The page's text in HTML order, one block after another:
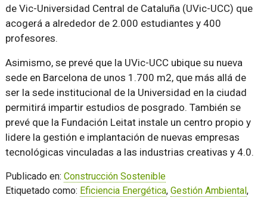
de Vic-Universidad Central de Cataluña (UVic-UCC) que
acogerá a alrededor de 2.000 estudiantes y 400
profesores.
Asimismo, se prevé que la UVic-UCC ubique su nueva
sede en Barcelona de unos 1.700 m2, que más allá de
ser la sede institucional de la Universidad en la ciudad
permitirá impartir estudios de posgrado. También se
prevé que la Fundación Leitat instale un centro propio y
lidere la gestión e implantación de nuevas empresas
tecnológicas vinculadas a las industrias creativas y 4.0.
Publicado en: Construcción Sostenible
Etiquetado como: Eficiencia Energética, Gestión Ambiental,